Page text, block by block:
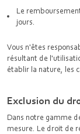
Le
jours.
Vous n'êtes
résultant de
établir la nature, les
Exclusion du
Dans notre gamme
mesure. Le droit de